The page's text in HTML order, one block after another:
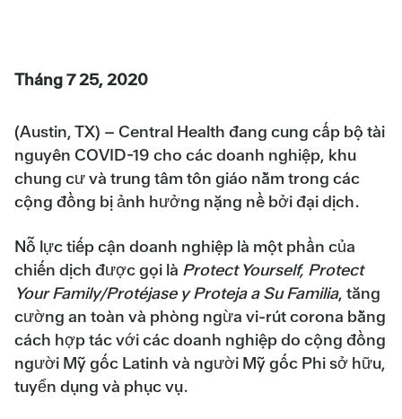
Tháng 7 25, 2020
(Austin, TX) – Central Health đang cung cấp bộ tài
nguyên COVID-19 cho các doanh nghiệp, khu
chung cư và trung tâm tôn giáo nằm trong các
cộng đồng bị ảnh hưởng nặng nề bởi đại dịch.
Nỗ lực tiếp cận doanh nghiệp là một phần của
chiến dịch được gọi là Protect Yourself, Protect
Your Family/Protéjase y Proteja a Su Familia, tăng
cường an toàn và phòng ngừa vi-rút corona bằng
cách hợp tác với các doanh nghiệp do cộng đồng
người Mỹ gốc Latinh và người Mỹ gốc Phi sở hữu,
tuyển dụng và phục vụ.